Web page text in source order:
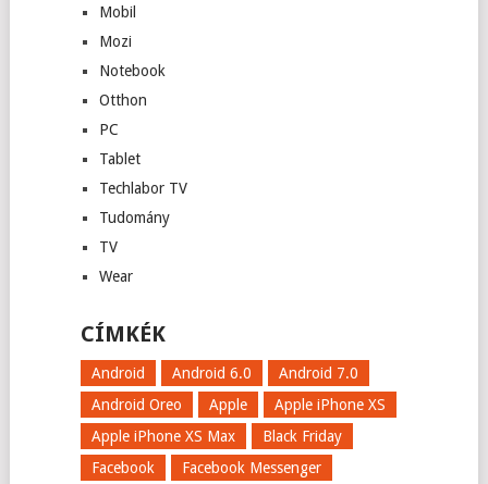
Mobil
Mozi
Notebook
Otthon
PC
Tablet
Techlabor TV
Tudomány
TV
Wear
CÍMKÉK
Android Android 6.0
Android 7.0
Android Oreo
Apple
Apple iPhone XS
Apple iPhone XS Max
Black Friday
Facebook
Facebook Messenger